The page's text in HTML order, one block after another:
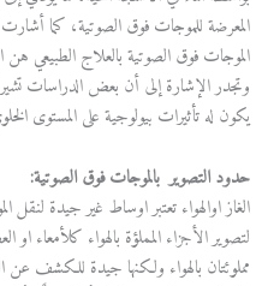
المعرضة للموجات فوق الصوتية، كما
الموجات فوق الصوتية بالعلاج الطبيعي
وتجدر الإشارة إلى أن بعض الدراسات
يكون له تأثيرات بيولوجية على المستوى
حدود التصوير بالموجات فوق الصوتية:
الغاز اوالهواء تعتبر اوساط غير جيدة لنقل
لتصوير الأجزاء المملؤة بالهواء كلأمعاء
مملوئتان بالهواء ولكنها جيدة للكشف عن